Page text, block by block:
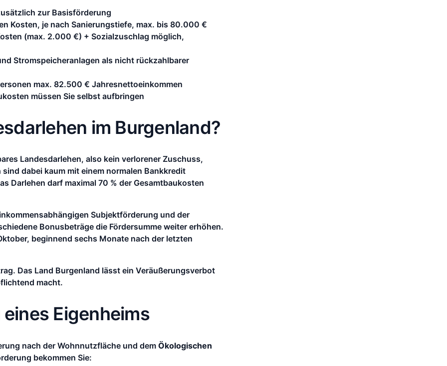
zur Basisförderung
Kosten, je nach Sanierungstiefe, max. bis 80.000 €
(max. 2.000 €) + Sozialzuschlag möglich,
Stromspeicheranlagen als nicht rückzahlbarer
max. 82.500 € Jahresnettoeinkommen
müssen Sie selbst aufbringen
im Burgenland?
Landesdarlehen, also kein verlorener Zuschuss,
dabei kaum mit einem normalen Bankkredit
Darlehen darf maximal 70 % der Gesamtbaukosten
Subjektförderung und der
Bonusbeträge die Fördersumme weiter erhöhen.
beginnend sechs Monate nach der letzten
Das Land Burgenland lässt ein Veräußerungsverbot
macht.
Eigenheims
nach der Wohnnutzfläche und dem Ökologischen
bekommen Sie: